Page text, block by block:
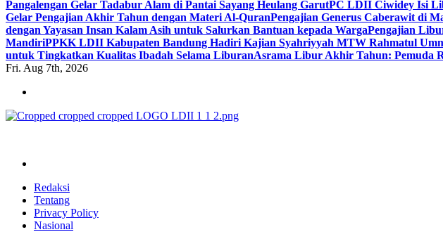
Pangalengan Gelar Tadabur Alam di Pantai Sayang Heulang GarutPC LDII Ciwidey Isi
Gelar Pengajian Akhir Tahun dengan Materi Al-QuranPengajian Generus Caberawit di
dengan Yayasan Insan Kalam Asih untuk Salurkan Bantuan kepada WargaPengajian
MandiriPPKK LDII Kabupaten Bandung Hadiri Kajian Syahriyyah MTW Rahmatul
untuk Tingkatkan Kualitas Ibadah Selama LiburanAsrama Libur Akhir Tahun: Pemuda
Fri. Aug 7th, 2026
Redaksi
Tentang
Privacy Policy
Nasional